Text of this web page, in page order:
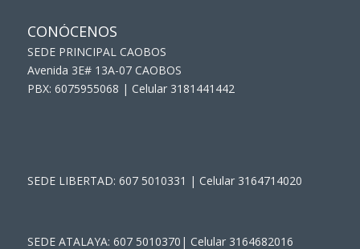
CONÓCENOS
SEDE PRINCIPAL CAOBOS
Avenida 3E# 13A-07 CAOBOS
PBX: 6075955068 | Celular 3181441442
SEDE LIBERTAD: 607 5010331 | Celular 3164714020
SEDE ATALAYA: 607 5010370| Celular 3164682016